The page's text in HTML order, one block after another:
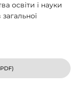
освіти і науки
PDF)